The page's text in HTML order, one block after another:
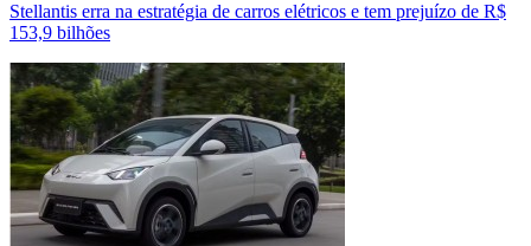
Stellantis erra na estratégia de carros elétricos e tem prejuízo de R$
153,9 bilhões